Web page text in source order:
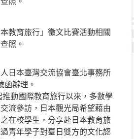
教育旅行」徵文比賽活動相關
照。
日本臺灣交流協會臺北事務所
函辦理。
動國際教育旅行以來，多數學
流參訪，日本觀光局希望藉由
在校學生，分享赴日本教育旅
青年學子對臺日雙方的文化認